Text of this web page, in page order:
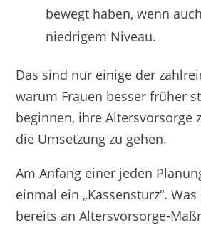
bewegt haben, wenn
niedrigem Niveau.
Das sind nur einige der
warum Frauen besser früher
beginnen, ihre Altersvorsorge
die Umsetzung zu gehen.
Am Anfang einer jeden
einmal ein „Kassensturz“.
bereits an Altersvorsorge-